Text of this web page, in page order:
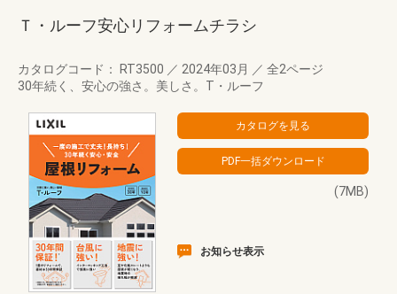
Ｔ・ルーフ安心リフォームチラシ
カタログコード： RT3500 ／ 2024年03月 ／ 全2ページ
30年続く、安心の強さ。美しさ。T・ルーフ
(7MB)
お知らせ表示